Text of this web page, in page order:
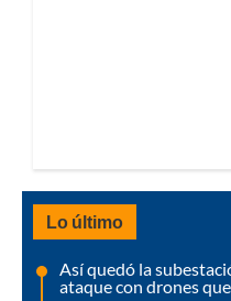
Lo último
Así quedó la
ataque con drones